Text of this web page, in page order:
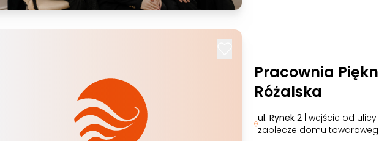
Pracownia
Różalska
ul. Rynek 2| wejście od ulicy
zaplecze domu